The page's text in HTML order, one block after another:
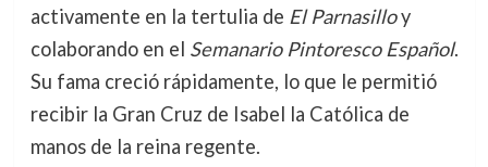
activamente en la tertulia de El Parnasilloy
colaborando en el Semanario Pintoresco Español.
Su fama creció rápidamente, lo que le permitió
recibir la Gran Cruz de Isabel la Católica de
manos de la reina regente.